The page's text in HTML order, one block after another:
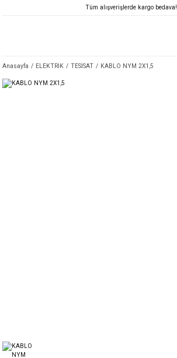
Tüm alışverişlerde kargo bedava!
Anasayfa ELEKTRİK TESİSAT KABLO NYM 2X1,5